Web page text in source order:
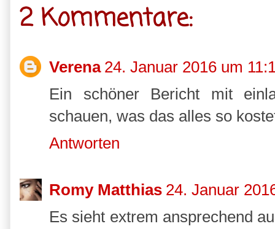
2 Kommentare:
Verena 24. Januar 2016 um
Ein schöner Bericht mit
schauen, was das alles so
Antworten
Romy Matthias 24. Januar
Es sieht extrem ansprechend